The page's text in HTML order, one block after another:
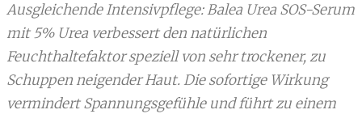
Ausgleichende Intensivpflege: Balea Urea SOS-Serum
mit 5% Urea verbessert den natürlichen
Feuchthaltefaktor speziell von sehr trockener, zu
Schuppen neigender Haut. Die sofortige Wirkung
vermindert Spannungsgefühle und führt zu einem